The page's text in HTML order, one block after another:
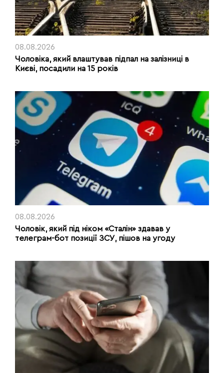
08.08.2026
Чоловіка, який влаштував підпал на залізниці в
Києві, посадили на 15 років
08.08.2026
Чоловік, який під ніком «Сталін» здавав у
телеграм-бот позиції ЗСУ, пішов на угоду